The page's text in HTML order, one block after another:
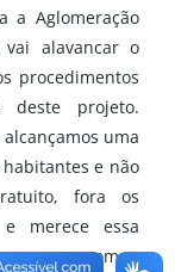
a Aglomeração
alavancar o
procedimentos
deste projeto.
uma
e não
fora os
merece essa
com o